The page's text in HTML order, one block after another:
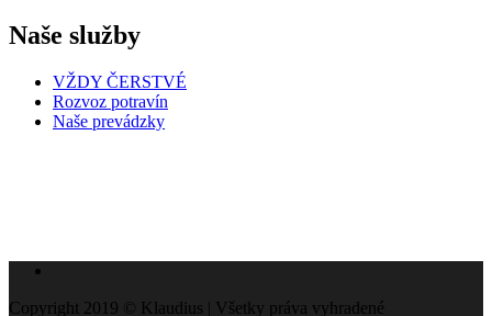
Naše služby
VŽDY ČERSTVÉ
Rozvoz potravín
Naše prevádzky
Copyright 2019 © Klaudius | Všetky práva vyhradené